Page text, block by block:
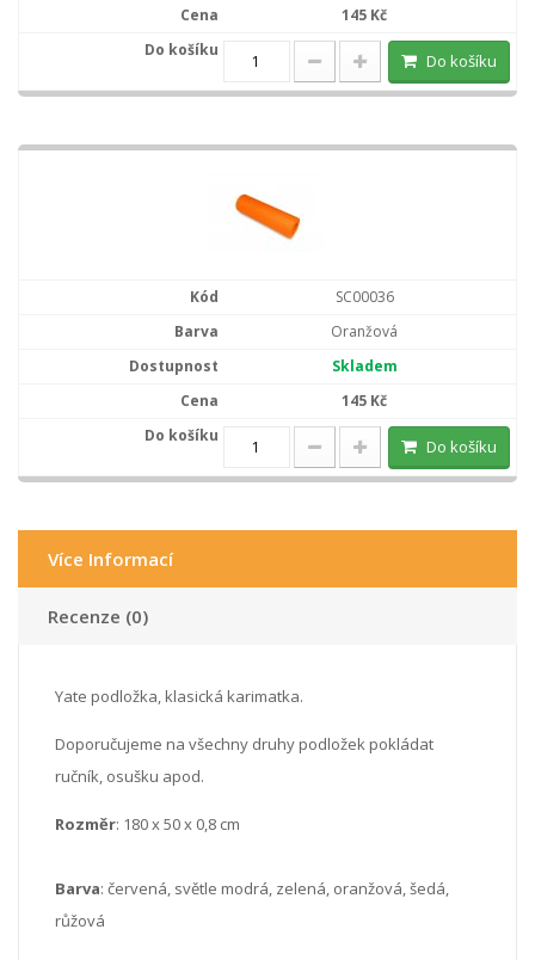
145 Kč
Do košíku
SC00036
Oranžová
Skladem
145 Kč
Do košíku
Více Informací
Recenze (0)
Yate podložka, klasická karimatka.
Doporučujeme na všechny druhy podložek pokládat
ručník, osušku apod.
Rozměr: 180 x 50 x 0,8 cm
Barva: červená, světle modrá, zelená, oranžová, šedá,
růžová